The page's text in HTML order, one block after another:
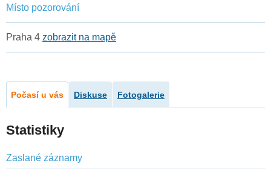
Místo pozorování
Praha 4 zobrazit na mapě
Počasí u vás Diskuse Fotogalerie
Statistiky
Zaslané záznamy